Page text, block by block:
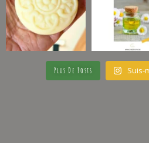
Plus De Posts Suis-